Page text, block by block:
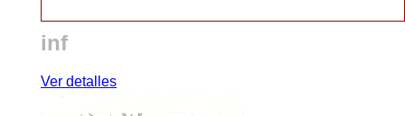
inf
Ver detalles